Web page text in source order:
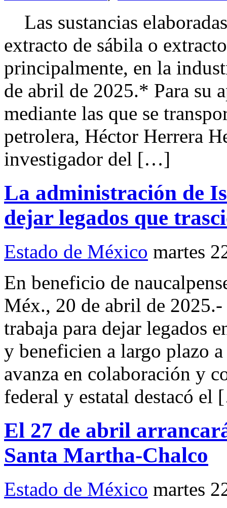
Las sustancias
extracto de sábila o
principalmente, en la
de abril de 2025.* Para su
mediante las que se
petrolera, Héctor Herrera
investigador del […]
La administración de
dejar legados que
Estado de México martes
En beneficio de
Méx., 20 de abril de
trabaja para dejar legados
y beneficien a largo plazo
avanza en colaboración y
federal y estatal destacó
El 27 de abril
Santa Martha-Chalco
Estado de México martes